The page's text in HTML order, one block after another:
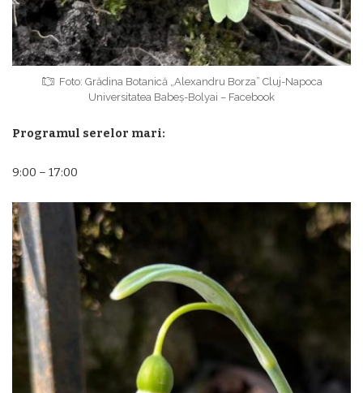
Foto: Grădina Botanică „Alexandru Borza” Cluj-Napoca
Universitatea Babeș-Bolyai – Facebook
Programul serelor mari:
9:00 – 17:00